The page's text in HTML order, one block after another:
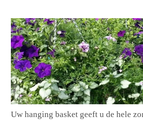
Uw hanging basket geeft u de hele